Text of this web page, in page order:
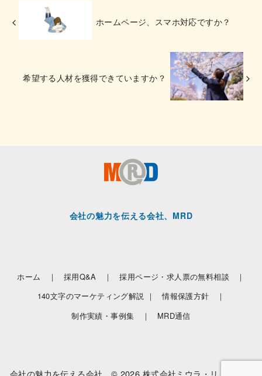
ホームページ、スマホ対応ですか？
希望する人材を獲得できていますか？
会社の魅力を伝える会社、MRD
ホーム ｜ 採用Q&A ｜
採用ページ・求人票の無料相談 ｜
140文字のマーケティング解説 ｜
情報保護方針 ｜
制作実績・事例集 ｜
MRD通信
会社の魅力を伝える会社 © 2026 株式会社ミウラ・リ・デザイ